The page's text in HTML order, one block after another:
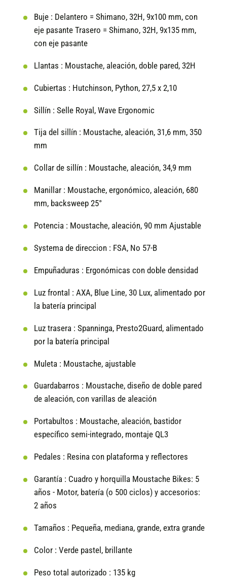
Buje : Delantero = Shimano, 32H, 9x100 mm, con
eje pasante Trasero = Shimano, 32H, 9x135 mm,
con eje pasante
Llantas : Moustache, aleación, doble pared, 32H
Cubiertas : Hutchinson, Python, 27,5 x 2,10
Sillín :Selle Royal, Wave Ergonomic
Tija del sillín : Moustache, aleación, 31,6 mm, 350
mm
Collar de sillín : Moustache, aleación, 34,9 mm
Manillar : Moustache, ergonómico, aleación, 680
mm, backsweep 25°
Potencia : Moustache, aleación, 90 mm Ajustable
Systema de direccion : FSA, No 57-B
Empuñaduras : Ergonómicas con doble densidad
Luz frontal :AXA, Blue Line, 30 Lux, alimentado por
la batería principal
Luz trasera :Spanninga, Presto2Guard, alimentado
por la batería principal
Muleta : Moustache, ajustable
Guardabarros : Moustache, diseño de doble pared
de aleación, con varillas de aleación
Portabultos : Moustache, aleación, bastidor
específico semi-integrado, montaje QL3
Pedales : Resina con plataforma y reflectores
Garantía : Cuadro y horquilla Moustache Bikes: 5
años - Motor, batería (o 500 ciclos) y accesorios:
2 años
Tamaños : Pequeña, mediana, grande, extra grande
Color :Verde pastel, brillante
Peso total autorizado : 135 kg